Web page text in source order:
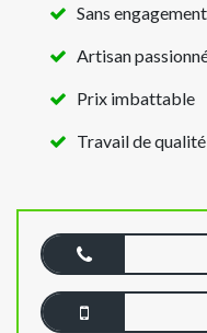
Sans engagement
Artisan
Prix imbattable
Travail de qualité